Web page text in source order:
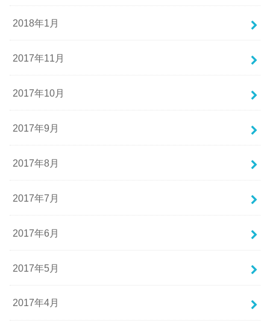
2018年1月
2017年11月
2017年10月
2017年9月
2017年8月
2017年7月
2017年6月
2017年5月
2017年4月